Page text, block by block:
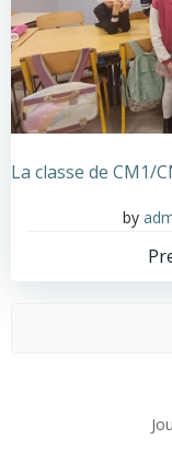
La classe de CM1/
by